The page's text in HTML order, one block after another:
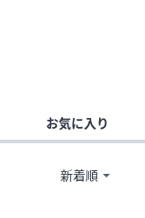
お気に入り